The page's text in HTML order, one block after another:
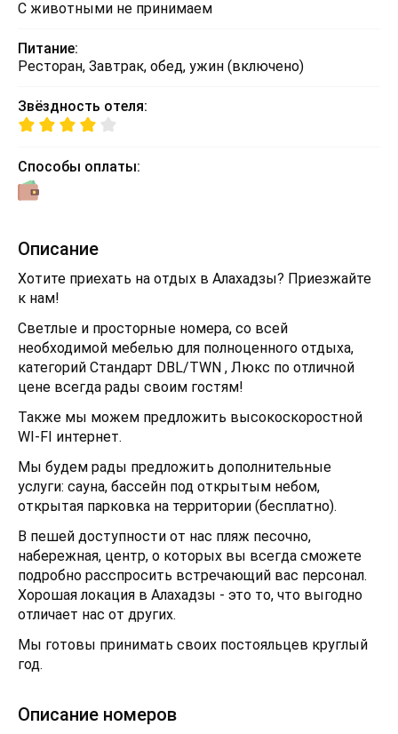
С животными не принимаем
Питание:
Ресторан, Завтрак, обед, ужин (включено)
Звёздность отеля:
Способы оплаты:
Описание
Хотите приехать на отдых в Алахадзы? Приезжайте
к нам!
Светлые и просторные номера, со всей
необходимой мебелью для полноценного отдыха,
категорий Стандарт DBL/TWN , Люкс по отличной
цене всегда рады своим гостям!
Также мы можем предложить высокоскоростной
WI-FI интернет.
Мы будем рады предложить дополнительные
услуги: сауна, бассейн под открытым небом,
открытая парковка на территории (бесплатно).
В пешей доступности от нас пляж песочно,
набережная, центр, о которых вы всегда сможете
подробно расспросить встречающий вас персонал.
Хорошая локация в Алахадзы - это то, что выгодно
отличает нас от других.
Мы готовы принимать своих постояльцев круглый
год.
Описание номеров